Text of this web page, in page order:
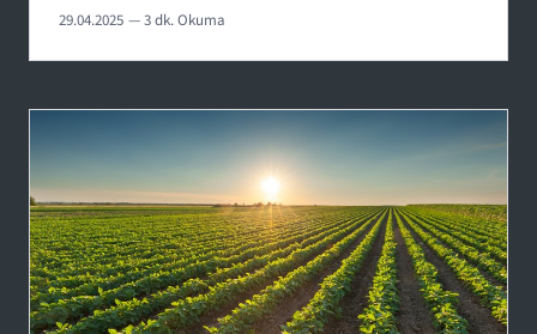
29.04.2025 — 3 dk. Okuma